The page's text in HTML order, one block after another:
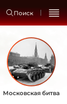
Поиск
Московская битва